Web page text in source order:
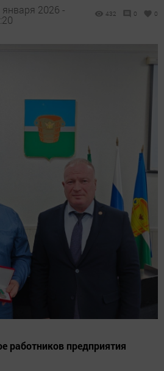
января 2026 -
432 0 0
работников предприятия